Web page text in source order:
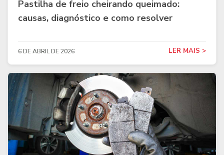
Pastilha de freio cheirando queimado:
causas, diagnóstico e como resolver
6 DE ABRIL DE 2026 LER MAIS >